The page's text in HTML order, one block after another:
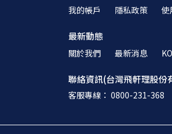
我的帳戶 隱私政策 使
最新動態
關於我們 最新消息
聯絡資訊(台灣飛軒理股
客服專線： 0800-231-368